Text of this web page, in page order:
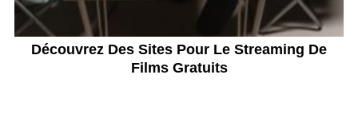
Découvrez Des Sites Pour Le Streaming De
Films Gratuits